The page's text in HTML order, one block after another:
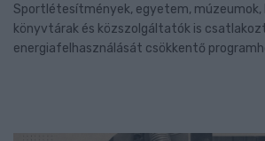
Sportlétesítmények, egyetem, múzeumok,
könyvtárak és közszolgáltatók is
energiafelhasználását csökkentő